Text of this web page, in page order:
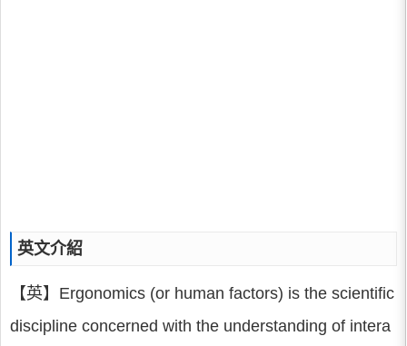
英文介紹
【英】Ergonomics (or human factors) is the scientific
discipline concerned with the understanding of intera